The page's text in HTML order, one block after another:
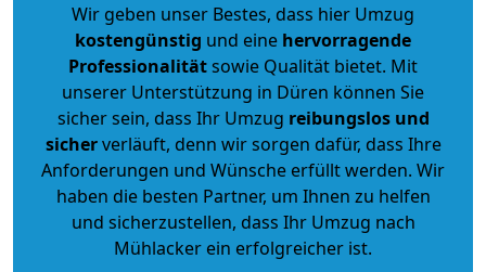
Wir geben unser Bestes, dass hier Umzug
kostengünstig und eine hervorragende
Professionalitätsowie Qualität bietet. Mit
unserer Unterstützung in Düren können Sie
sicher sein, dass Ihr Umzug reibungslos und
sicherverläuft, denn wir sorgen dafür, dass Ihre
Anforderungen und Wünsche erfüllt werden. Wir
haben die besten Partner, um Ihnen zu helfen
und sicherzustellen, dass Ihr Umzug nach
Mühlacker ein erfolgreicher ist.